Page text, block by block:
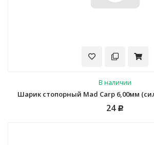
В наличии
Шарик стопорный Mad Carp 6,00мм
24 Р